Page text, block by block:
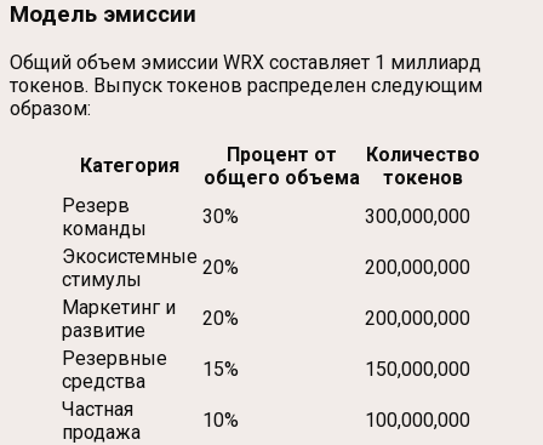
Модель эмиссии
Общий объем эмиссии WRX составляет 1 миллиард
токенов. Выпуск токенов распределен следующим
образом:
Категория
Процент от
общего объема
Количество
токенов
Резерв
команды
30%
300,000,000
Экосистемные
стимулы
20%
200,000,000
Маркетинг и
развитие
20%
200,000,000
Резервные
средства
15%
150,000,000
Частная
продажа
10%
100,000,000